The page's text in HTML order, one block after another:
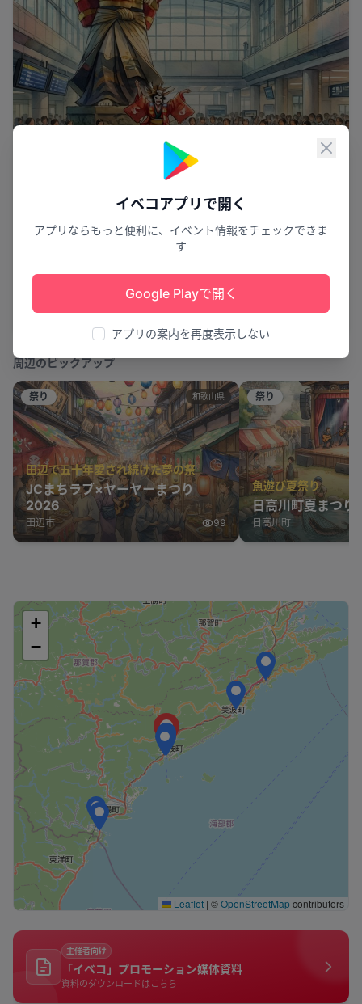
閉じ
イベコアプリで開く
アプリならもっと便利に、イベント情報をチェックできま
す
Google Playで開く
アプリの案内を再度表示しない
阿波おどりの歓迎
徳島阿波おどり空港 歓迎阿波おどり
松茂町 1
周辺のピックアップ
祭り 和歌山県
田辺で五十年愛され続けた夢の祭
JCまちラブ×ヤーヤーまつり
2026
田辺市 99
祭り
魚遊び夏祭り
日高川町夏まつ
日高川町
+
−
Leaflet | ©OpenStreetMapcontributors
主催者向け
「イベコ」プロモーション媒体資料
資料のダウンロードはこちら